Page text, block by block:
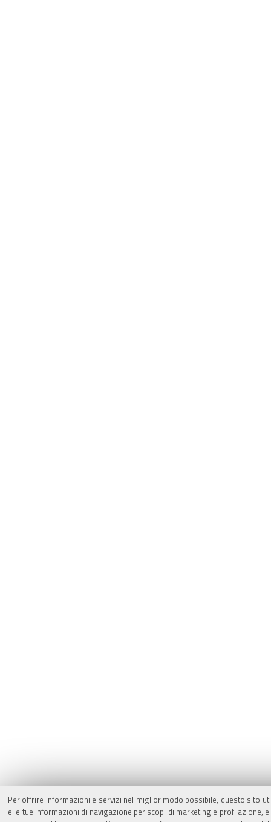
Per offrire informazioni e servizi nel miglior modo possibile, questo sito
e le tue informazioni di navigazione per scopi di marketing e